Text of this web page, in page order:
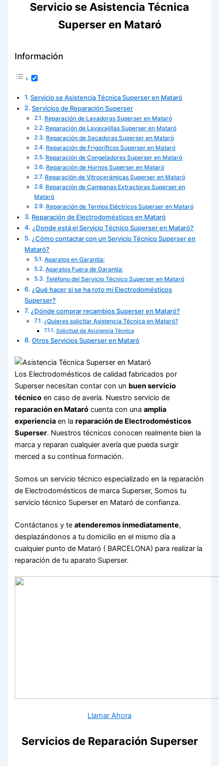
Servicio se Asistencia Técnica
Superser en Mataró
Información
Servicio se Asistencia Técnica Superser en Mataró
Servicios de Reparación Superser
Reparación de Lavadoras Superser en Mataró
Reparación de Lavavajillas Superser en Mataró
Reparación de Secadoras Superser en Mataró
Reparación de Frigoríficos Superser en Mataró
Reparación de Congeladores Superser en Mataró
Reparación de Hornos Superser en Mataró
Reparación de Vitrocerámicas Superser en Mataró
Reparación de Campanas Extractoras Superser en
Mataró
Reparación de Termos Eléctricos Superser en Mataró
Reparación de Electrodomésticos en Mataró
¿Donde está el Servicio Técnico Superser en Mataró?
¿Cómo contactar con un Servicio Técnico Superser en
Mataró?
Aparatos en Garantía:
Aparatos Fuera de Garantía:
Teléfono del Servicio Técnico Superser en Mataró
¿Qué hacer si se ha roto mi Electrodomésticos
Superser?
¿Dónde comprar recambios Superser en Mataró?
¿Quieres solicitar Asistencia Técnica en Mataró?
Solicitud de Asistencia Técnica
Otros Servicios Superser en Mataró
Los Electrodomésticos de calidad fabricados por
Superser necesitan contar con un buen servicio
técnico en caso de avería. Nuestro servicio de
reparación en Mataró cuenta con unaamplia
experiencia en lareparación de Electrodomésticos
Superser. Nuestros técnicos conocen realmente bien la
marca y reparan cualquier avería que pueda surgir
merced a su contínua formación.
Somos un servicio técnico especializado en la reparación
de Electrodomésticos de marca Superser, Somos tu
servicio técnico Superser en Mataró de confianza.
Contáctanos y teatenderemos inmediatamente,
desplazándonos a tu domicilio en el mismo día a
cualquier punto de Mataró ( BARCELONA) para realizar la
reparación de tu aparato Superser.
Llamar Ahora
Servicios de Reparación Superser